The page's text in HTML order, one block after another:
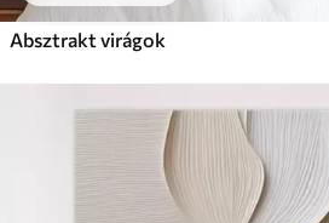
Absztrakt virágok